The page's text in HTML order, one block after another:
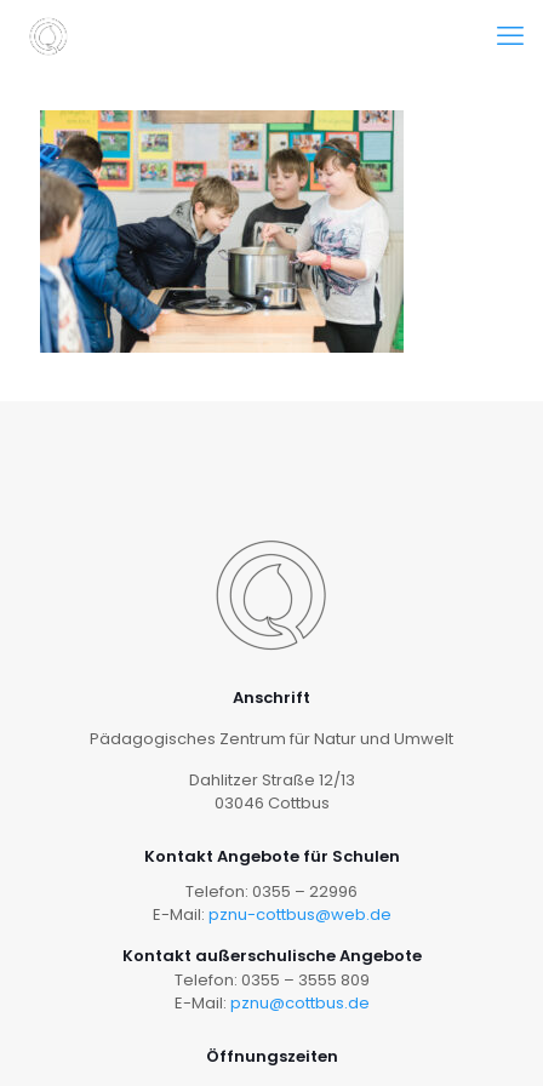
Anschrift
Pädagogisches Zentrum für Natur und Umwelt
Dahlitzer Straße 12/13
03046 Cottbus
Kontakt Angebote für Schulen
Telefon: 0355 – 22996
E-Mail: pznu-cottbus@web.de
Kontakt außerschulische Angebote
Telefon: 0355 – 3555 809
E-Mail: pznu@cottbus.de
Öffnungszeiten